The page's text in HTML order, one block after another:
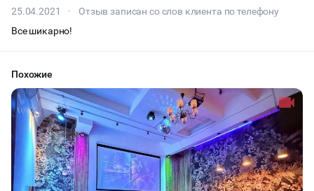
25.04.2021 ·
Отзыв записан со слов клиента по телефону
Все шикарно!
Похожие